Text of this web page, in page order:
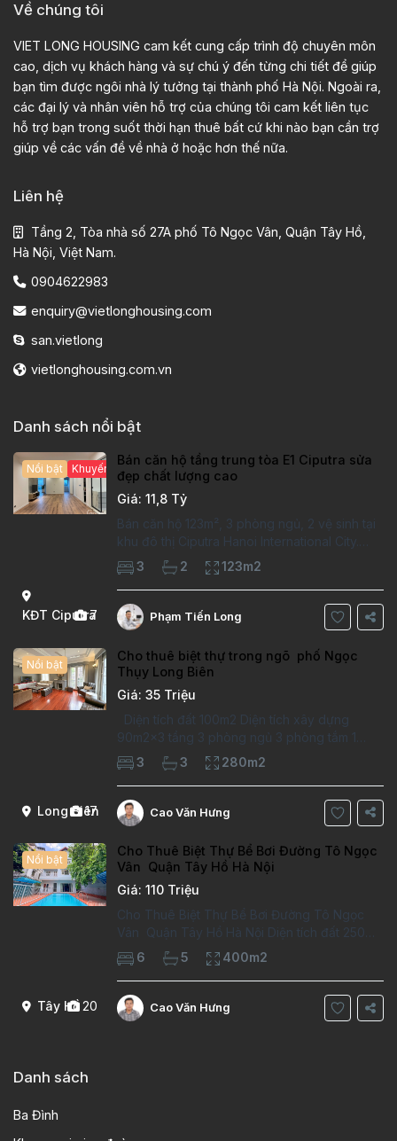
Về chúng tôi
VIET LONG HOUSING cam kết cung cấp trình độ chuyên môn
cao, dịch vụ khách hàng và sự chú ý đến từng chi tiết để giúp
bạn tìm được ngôi nhà lý tưởng tại thành phố Hà Nội. Ngoài ra,
các đại lý và nhân viên hỗ trợ của chúng tôi cam kết liên tục
hỗ trợ bạn trong suốt thời hạn thuê bất cứ khi nào bạn cần trợ
giúp về các vấn đề về nhà ở hoặc hơn thế nữa.
Liên hệ
Tầng 2, Tòa nhà số 27A phố Tô Ngọc Vân, Quận Tây Hồ,
Hà Nội, Việt Nam.
0904622983
enquiry@vietlonghousing.com
san.vietlong
vietlonghousing.com.vn
Danh sách nổi bật
KĐT Ciputra
7
Nổi bật Khuyến mại hấp dẫn
Bán căn hộ tầng trung tòa E1 Ciputra sửa
đẹp chất lượng cao
Giá: 11,8 Tỷ
Bán căn hộ 123m², 3 phòng ngủ, 2 vệ sinh tại
khu đô thị Ciputra Hanoi International City.
Căn hộ đã sửa mới kỹ, chất lượng cao, sàn
gỗ, bếp hiện đại, không gian thoáng sáng.
Thông tin căn hộ: Diện tích:
3 2 123m2
Phạm Tiến Long
Long Biên
17
Nổi bật
Cho thuê biệt thự trong ngõ phố Ngọc
Thụy Long Biên
Giá: 35 Triệu
Diện tích đất 100m2 Diện tích xây dựng
90m2x3 tầng 3 phòng ngủ 3 phòng tắm 1
phòng làm việc Vị trí ý tưởng 10 phút đi bộ tới
trường việt pháp Ngôi nhà được thiết kế theo
kiểu phát cổ,trong khu dân
3 3 280m2
Cao Văn Hưng
Tây Hồ20
Nổi bật
Cho Thuê Biệt Thự Bể Bơi Đường Tô Ngọc
Vân Quận Tây Hồ Hà Nội
Giá: 110 Triệu
Cho Thuê Biệt Thự Bể Bơi Đường Tô Ngọc
Vân Quận Tây Hồ Hà Nội Diện tích đất 250m2
Diện tích xây dựng 100m2 Xây 4 tầng, 6
phòng ngủ 5 phòng tắm Tầng 1, , phòng
khách , phòng bếp-1wc Tầng 2, 2 phòng
6 5 400m2
Cao Văn Hưng
Danh sách
Ba Đình